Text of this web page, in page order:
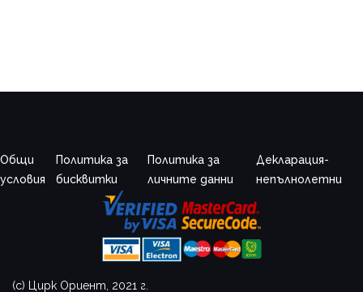
Общи
условия
Политика за
бисквитки
Политика за
личните данни
Декларация-
непълнолетни
(c) Цирк Ориент, 2021 г.